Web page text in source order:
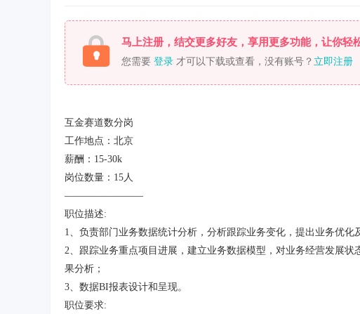
马上注册，结交更多好友，享用更多功能，让你轻
您需要 登录 才可以下载或查看，没有账号？ 立即注册
互金赛道数分岗
工作地点：北京
薪酬：15-30k
岗位数量：15人
————————
职位描述:
1、负责部门业务数据统计分析，分析跟踪业务变化，提出业务优化
2、跟踪业务重点项目进展，建立业务数据模型，对业务经营发展
果分析；
3、数据BI报表设计和呈现。
职位要求: